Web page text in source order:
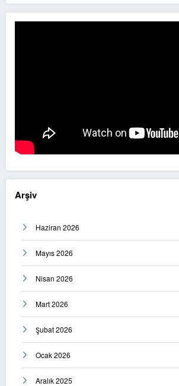
Arşiv
Haziran 2026
Mayıs 2026
Nisan 2026
Mart 2026
Şubat 2026
Ocak 2026
Aralık 2025